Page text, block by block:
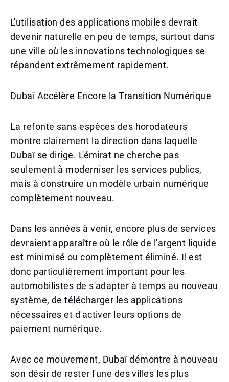
L'utilisation des applications mobiles devrait
devenir naturelle en peu de temps, surtout dans
une ville où les innovations technologiques se
répandent extrêmement rapidement.
Dubaï Accélère Encore la Transition Numérique
La refonte sans espèces des horodateurs
montre clairement la direction dans laquelle
Dubaï se dirige. L'émirat ne cherche pas
seulement à moderniser les services publics,
mais à construire un modèle urbain numérique
complètement nouveau.
Dans les années à venir, encore plus de services
devraient apparaître où le rôle de l'argent liquide
est minimisé ou complètement éliminé. Il est
donc particulièrement important pour les
automobilistes de s'adapter à temps au nouveau
système, de télécharger les applications
nécessaires et d'activer leurs options de
paiement numérique.
Avec ce mouvement, Dubaï démontre à nouveau
son désir de rester l'une des villes les plus